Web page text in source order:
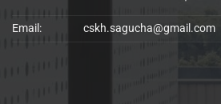
Email: cskh.sagucha@gmail.com